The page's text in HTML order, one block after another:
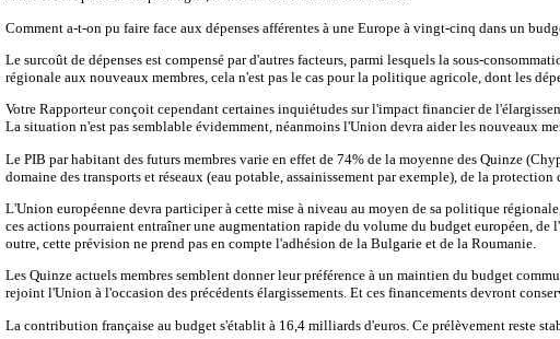
Comment a-t-on pu faire face aux dépenses afférentes à une Europe à vingt-cinq dans un
Le surcoût de dépenses est compensé par d'autres facteurs, parmi lesquels la sous-
régionale aux nouveaux membres, cela n'est pas le cas pour la politique agricole, dont les
Votre Rapporteur conçoit cependant certaines inquiétudes sur l'impact financier de
La situation n'est pas semblable évidemment, néanmoins l'Union devra aider les nouveaux
Le PIB par habitant des futurs membres varie en effet de 74% de la moyenne des Quinze
domaine des transports et réseaux (eau potable, assainissement par exemple), de la
L'Union européenne devra participer à cette mise à niveau au moyen de sa politique
ces actions pourraient entraîner une augmentation rapide du volume du budget européen,
outre, cette prévision ne prend pas en compte l'adhésion de la Bulgarie et de la Roumanie.
Les Quinze actuels membres semblent donner leur préférence à un maintien du budget
rejoint l'Union à l'occasion des précédents élargissements. Et ces financements devront
La contribution française au budget s'établit à 16,4 milliards d'euros. Ce prélèvement reste